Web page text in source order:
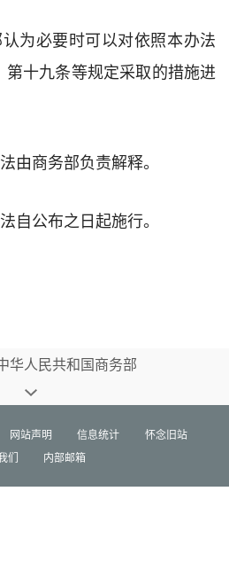
为必要时可以对依照本办法
第十九条等规定采取的措施进
由商务部负责解释。
自公布之日起施行。
华人民共和国商务部
网站声明 信息统计
怀念旧站
们
内部邮箱